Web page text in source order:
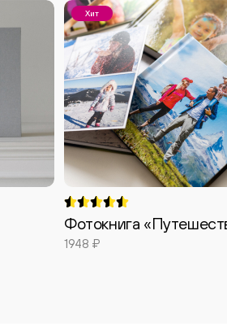
Хит
Фотокнига
1948 ₽